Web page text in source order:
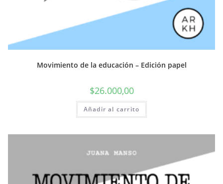
Movimiento de la educación – Edición papel
$26.000,00
Añadir al carrito